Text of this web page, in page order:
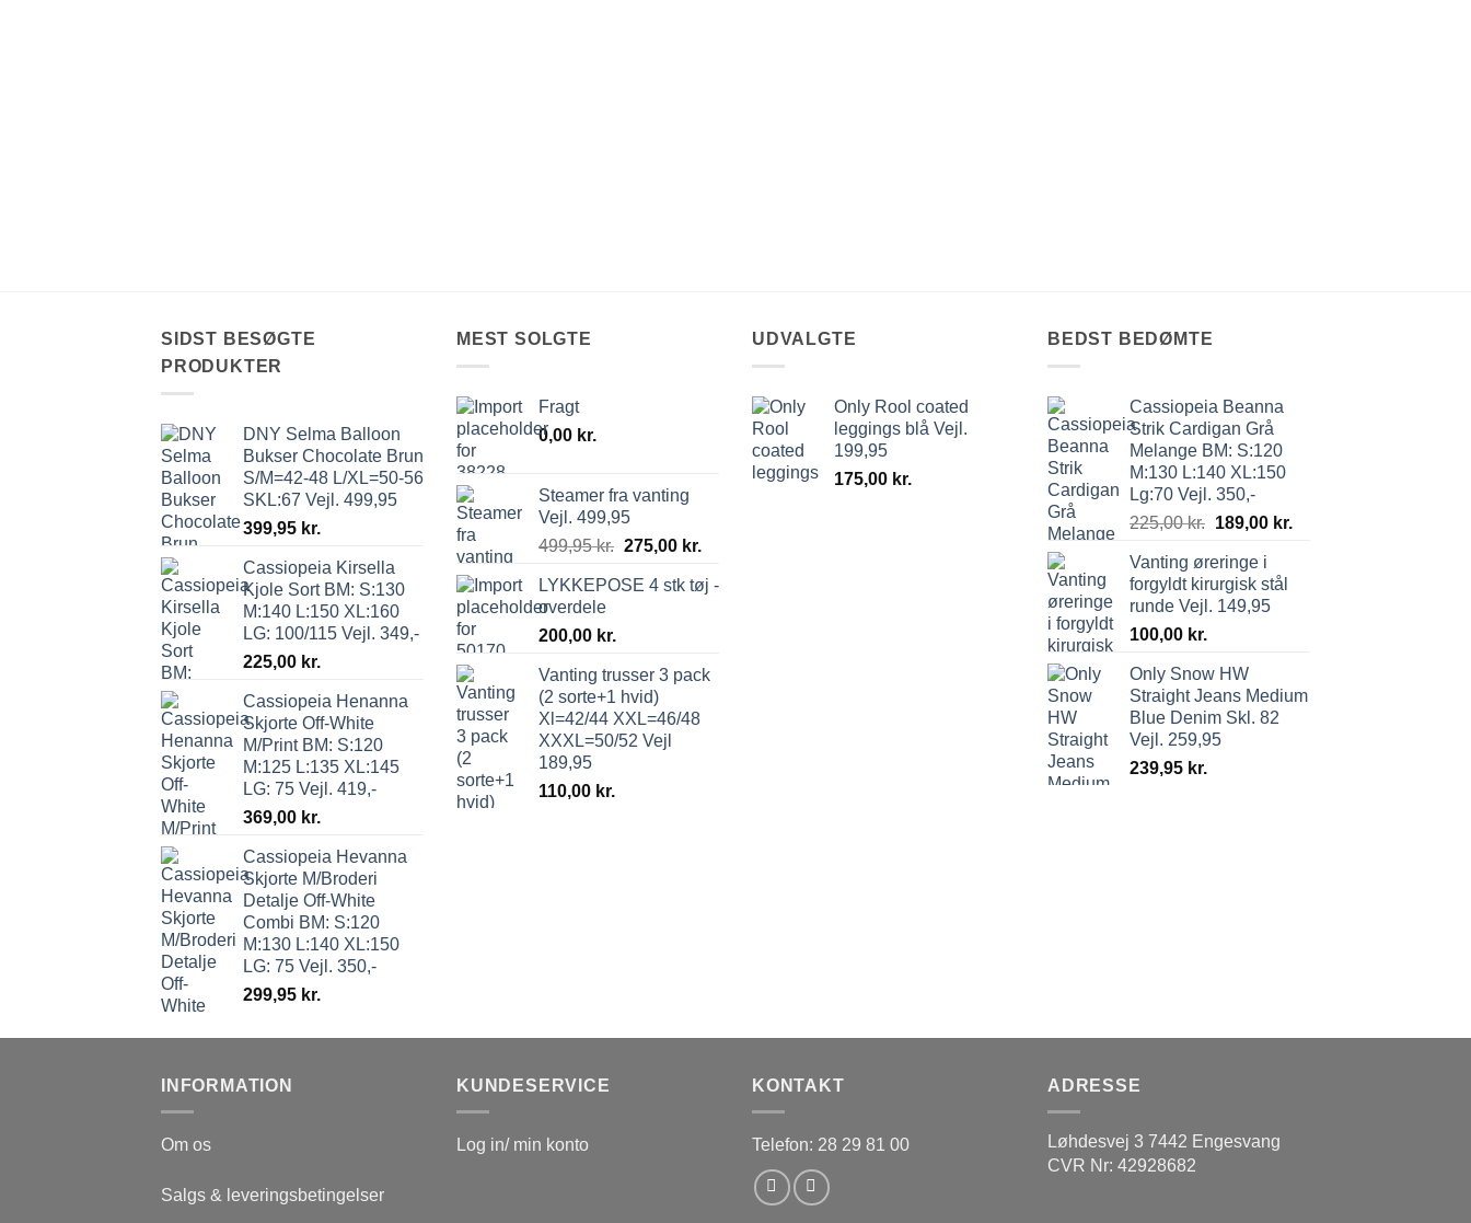
SIDST BESØGTE
PRODUKTER
DNY Selma Balloon
Bukser Chocolate Brun
S/M=42-48 L/XL=50-56
SKL:67 Vejl. 499,95
399,95 kr.
Cassiopeia Kirsella
Kjole Sort BM: S:130
M:140 L:150 XL:160
LG: 100/115 Vejl. 349,-
225,00 kr.
Cassiopeia Henanna
Skjorte Off-White
M/Print BM: S:120
M:125 L:135 XL:145
LG: 75 Vejl. 419,-
369,00 kr.
Cassiopeia Hevanna
Skjorte M/Broderi
Detalje Off-White
Combi BM: S:120
M:130 L:140 XL:150
LG: 75 Vejl. 350,-
299,95 kr.
MEST SOLGTE
Fragt
0,00 kr.
Steamer fra vanting
Vejl. 499,95
499,95kr. 275,00 kr.
LYKKEPOSE 4 stk tøj -
overdele
200,00 kr.
Vanting trusser 3 pack
(2 sorte+1 hvid)
Xl=42/44 XXL=46/48
XXXL=50/52 Vejl
189,95
110,00 kr.
UDVALGTE
Only Rool coated
leggings blå Vejl.
199,95
175,00 kr.
BEDST BEDØMTE
Cassiopeia Beanna
Strik Cardigan Grå
Melange BM: S:120
M:130 L:140 XL:150
Lg:70 Vejl. 350,-
225,00kr. 189,00 kr.
Vanting øreringe i
forgyldt kirurgisk stål
runde Vejl. 149,95
100,00 kr.
Only Snow HW
Straight Jeans Medium
Blue Denim Skl. 82
Vejl. 259,95
239,95 kr.
INFORMATION
Om os
Salgs & leveringsbetingelser
KUNDESERVICE
Log in/ min konto
KONTAKT
Telefon: 28 29 81 00
ADRESSE
Løhdesvej 3 7442 Engesvang
CVR Nr: 42928682